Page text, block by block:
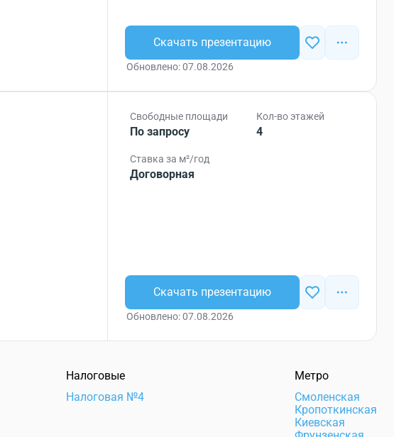
Скачать презентацию
Обновлено: 07.08.2026
Свободные площади
По запросу
Кол-во этажей
4
Ставка за м²/год
Договорная
Скачать презентацию
Обновлено: 07.08.2026
Налоговые
Налоговая №4
Метро
Смоленская
Кропоткинская
Киевская